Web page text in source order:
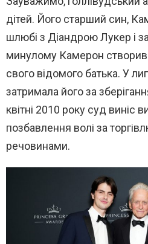
дітей. Його старший син,
шлюбі з Діандрою Лукер і
минулому Камерон
свого відомого батька. У
затримала його за
квітні 2010 року суд виніс
позбавлення волі за
речовинами.